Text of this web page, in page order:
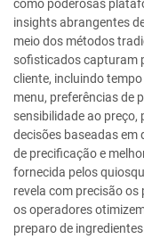
como poderosas
insights abrangentes
meio dos métodos
sofisticados capturam
cliente, incluindo
menu, preferências de
sensibilidade ao
decisões baseadas em
de precificação e
fornecida pelos
revela com precisão
os operadores
preparo de